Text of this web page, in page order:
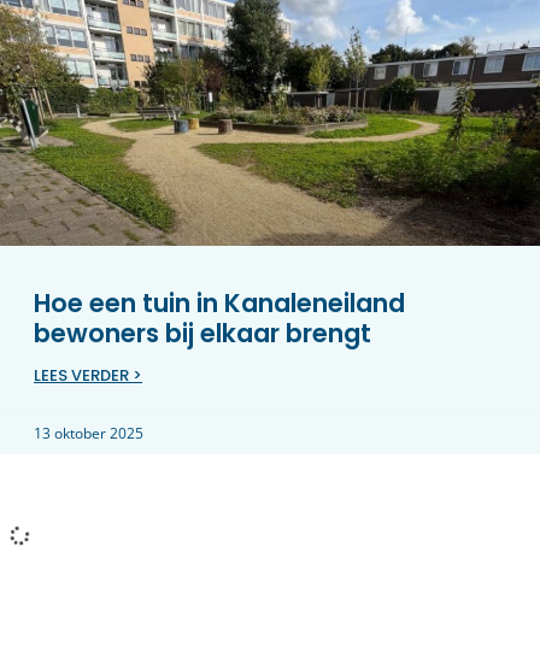
Hoe een tuin in Kanaleneiland
bewoners bij elkaar brengt
LEES VERDER >
13 oktober 2025